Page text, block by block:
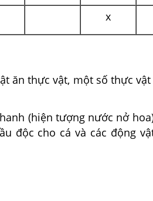
x
ăn thực vật, một số thực vật
(hiện tượng nước nở
độc cho cá và các động